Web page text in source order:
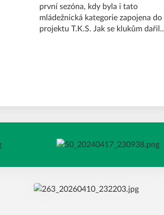
první sezóna, kdy byla i tato
mládežnická kategorie zapojena do
projektu T.K.S. Jak se klukům dařilo